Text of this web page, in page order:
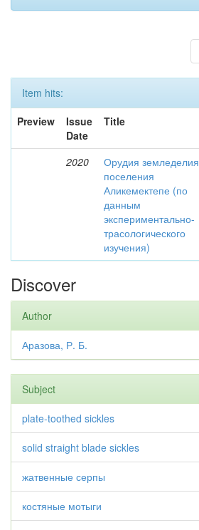
Item hits:
Preview
Issue
Date
Title
2020
Орудия земледелия
поселения
Аликемектепе (по
данным
экспериментально-
трасологического
изучения)
Discover
Author
Аразова, Р. Б.
Subject
plate-toothed sickles
solid straight blade sickles
жатвенные серпы
костяные мотыги